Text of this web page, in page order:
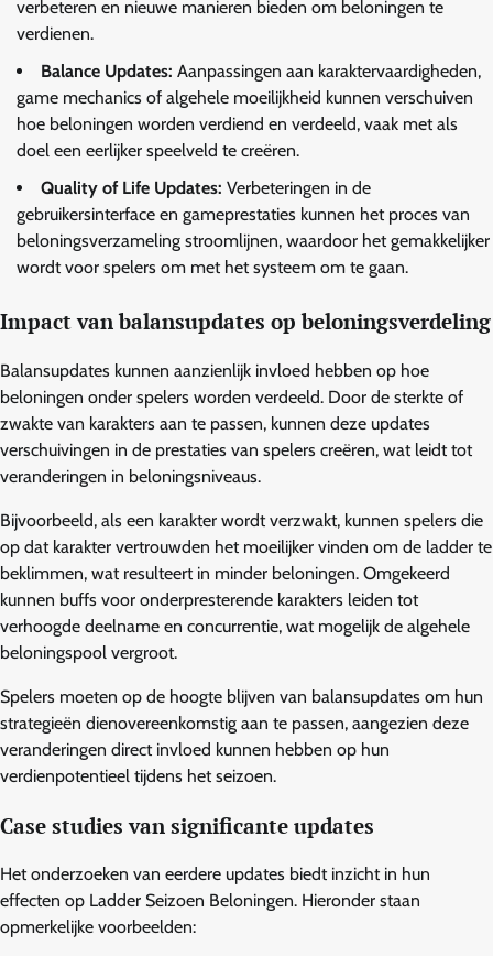
verbeteren en nieuwe manieren bieden om beloningen te
verdienen.
Balance Updates: Aanpassingen aan karaktervaardigheden,
game mechanics of algehele moeilijkheid kunnen verschuiven
hoe beloningen worden verdiend en verdeeld, vaak met als
doel een eerlijker speelveld te creëren.
Quality of Life Updates: Verbeteringen in de
gebruikersinterface en gameprestaties kunnen het proces van
beloningsverzameling stroomlijnen, waardoor het gemakkelijker
wordt voor spelers om met het systeem om te gaan.
Impact van balansupdates op beloningsverdeling
Balansupdates kunnen aanzienlijk invloed hebben op hoe
beloningen onder spelers worden verdeeld. Door de sterkte of
zwakte van karakters aan te passen, kunnen deze updates
verschuivingen in de prestaties van spelers creëren, wat leidt tot
veranderingen in beloningsniveaus.
Bijvoorbeeld, als een karakter wordt verzwakt, kunnen spelers die
op dat karakter vertrouwden het moeilijker vinden om de ladder te
beklimmen, wat resulteert in minder beloningen. Omgekeerd
kunnen buffs voor onderpresterende karakters leiden tot
verhoogde deelname en concurrentie, wat mogelijk de algehele
beloningspool vergroot.
Spelers moeten op de hoogte blijven van balansupdates om hun
strategieën dienovereenkomstig aan te passen, aangezien deze
veranderingen direct invloed kunnen hebben op hun
verdienpotentieel tijdens het seizoen.
Case studies van significante updates
Het onderzoeken van eerdere updates biedt inzicht in hun
effecten op Ladder Seizoen Beloningen. Hieronder staan
opmerkelijke voorbeelden: